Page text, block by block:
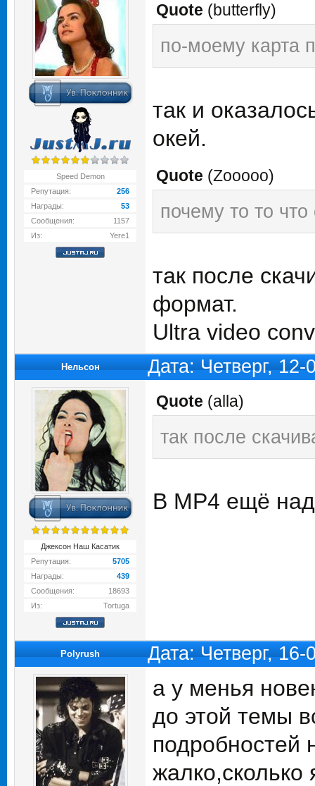
Speed Demon
Репутация:
256
Награды:
53
Сообщения:
1157
Из:
Yere1
Quote (butterfly)
по-моему карта
так и
окей.
Quote (Zooooo)
почему то то
так после
формат.
Ultra video
Нельсон Дата: Четверг,
Джексон Наш Касатик
Репутация:
5705
Награды:
439
Сообщения:
18693
Из:
Tortuga
Quote (alla)
так после
В МР4 ещё
Polyrush Дата: Четверг,
а у менья
до этой темы
подробностей